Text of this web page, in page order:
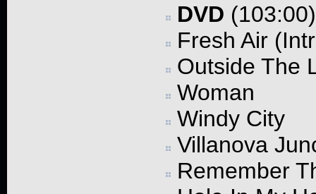
DVD
Fresh Air
Outside The
Woman
Windy City
Villanova
Remember